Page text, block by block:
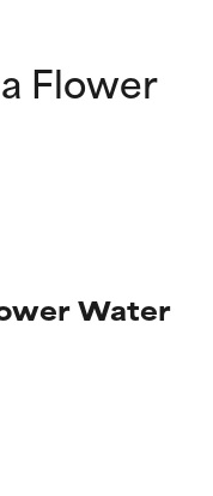
Flower
Water